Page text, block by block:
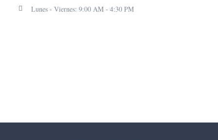
Lunes - Viernes: 9:00 AM - 4:30 PM